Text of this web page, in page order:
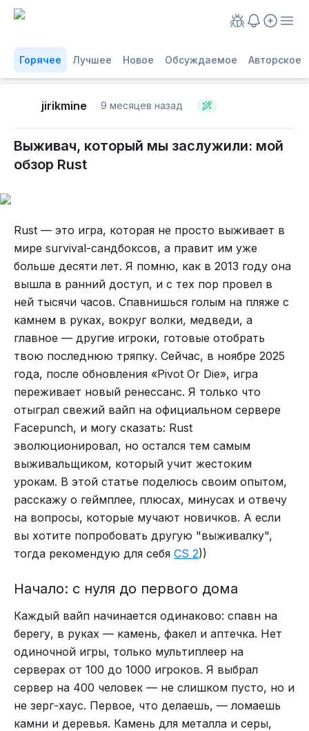
Горячее Лучшее Новое Обсуждаемое Авторское
jirikmine 9 месяцев назад
Выживач, который мы заслужили: мой
обзор Rust
Rust — это игра, которая не просто выживает в
мире survival-сандбоксов, а правит им уже
больше десяти лет. Я помню, как в 2013 году она
вышла в ранний доступ, и с тех пор провел в
ней тысячи часов. Спавнишься голым на пляже с
камнем в руках, вокруг волки, медведи, а
главное — другие игроки, готовые отобрать
твою последнюю тряпку. Сейчас, в ноябре 2025
года, после обновления «Pivot Or Die», игра
переживает новый ренессанс. Я только что
отыграл свежий вайп на официальном сервере
Facepunch, и могу сказать: Rust
эволюционировал, но остался тем самым
выживальщиком, который учит жестоким
урокам. В этой статье поделюсь своим опытом,
расскажу о геймплее, плюсах, минусах и отвечу
на вопросы, которые мучают новичков. А если
вы хотите попробовать другую "выживалку",
тогда рекомендую для себя CS 2))
Начало: с нуля до первого дома
Каждый вайп начинается одинаково: спавн на
берегу, в руках — камень, факел и аптечка. Нет
одиночной игры, только мультиплеер на
серверах от 100 до 1000 игроков. Я выбрал
сервер на 400 человек — не слишком пусто, но и
не зерг-хаус. Первое, что делаешь, — ломаешь
камни и деревья. Камень для металла и серы,